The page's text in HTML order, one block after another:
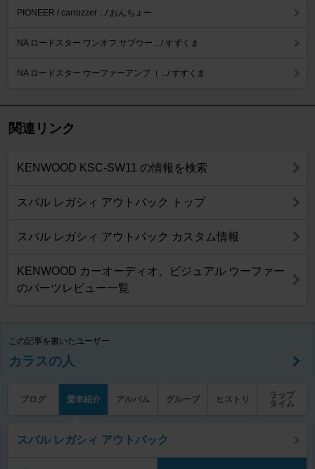
PIONEER / carrozzer .../ おんちょー
NA ロードスター ワンオフ サブウー .../ すずくま
NA ロードスター ウーファーアンプ（ .../ すずくま
関連リンク
KENWOOD KSC-SW11 の情報を検索
スバル レガシィ アウトバック トップ
スバル レガシィ アウトバック カスタム情報
KENWOOD カーオーディオ、ビジュアル ウーファー
のパーツレビュー一覧
この記事を書いたユーザー
カラスの人
ブログ 愛車紹介 アルバム グループ ヒストリ
ラップ
タイム
スバル レガシィ アウトバック